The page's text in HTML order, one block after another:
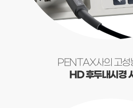
PENTAX사의 고성
HD 후두내시경